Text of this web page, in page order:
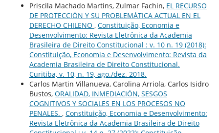
Priscila Machado Martins, Zulmar Fachin, EL RECURSO
DE PROTECCIÓN Y SU PROBLEMÁTICA ACTUAL EN EL
DERECHO CHILENO , Constituição, Economia e
Desenvolvimento: Revista Eletrônica da Academia
Brasileira de Direito Constitucional : v. 10 n. 19 (2018):
Constituição, Economia e Desenvolvimento: Revista da
Academia Brasileira de Direito Constitucional.
Curitiba, v. 10, n. 19, ago./dez. 2018.
Carlos Martin Villanueva, Carolina Arriola, Carlos Isidro
Bustos, ORALIDAD, INMEDIACIÓN, SESGOS
COGNITIVOS Y SOCIALES EN LOS PROCESOS NO
PENALES. , Constituição, Economia e Desenvolvimento:
Revista Eletrônica da Academia Brasileira de Direito